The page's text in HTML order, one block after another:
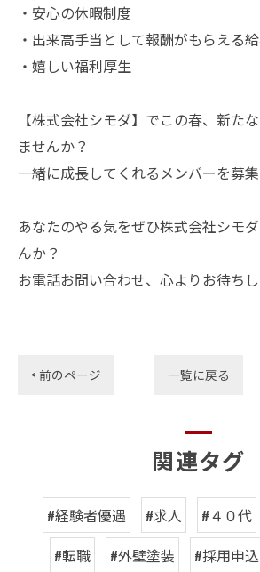
・安心の休暇制度
・出来高手当として報酬がもらえる
・嬉しい福利厚生
【株式会社シモダ】でこの春、新た
ませんか？
一緒に成長してくれるメンバーを募
あなたのやる気をぜひ株式会社シモ
んか？
お電話お問い合わせ、心よりお待ち
< 前のページ 一覧に戻る
関連タグ
#経験者優遇 #求人 #４０代
#転職
#外壁塗装 #採用申込